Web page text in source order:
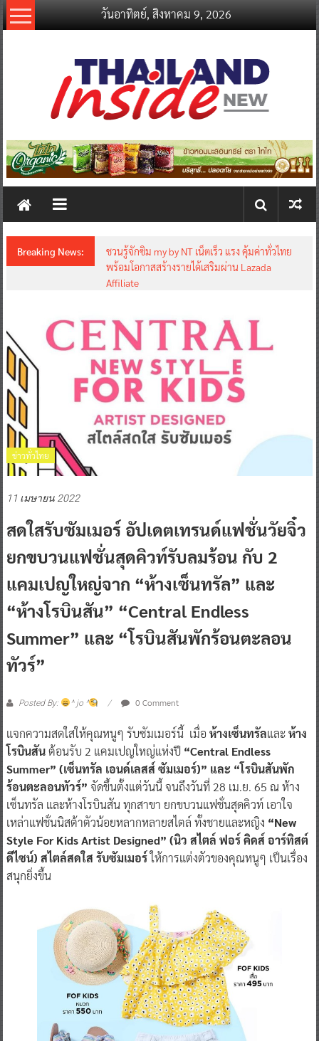
Skip
to
วันอาทิตย์, สิงหาคม 9, 2026
thailandinsidenew.com
Thailand
New
Breaking News:
ชวนรู้จักซิม my by NT เน็ตเร็ว แรง คุ้มค่าทั่วไทย
พร้อมโอกาสสร้างรายได้เสริมผ่าน Lazada
Affiliate
ข่าวทั่วไทย
11 เมษายน 2022
สดใสรับซัมเมอร์ อัปเดตเทรนด์แฟชั่นวัยจิ๋ว
ยกขบวนแฟชั่นสุดคิวท์รับลมร้อน กับ 2
แคมเปญใหญ่จาก “ห้างเซ็นทรัล” และ
“ห้างโรบินสัน” “Central Endless
Summer” และ “โรบินสันพักร้อนตะลอน
ทัวร์”
Posted By: ^ jo ^ 0 Comment
แจกความสดใสให้คุณหนูๆ รับซัมเมอร์นี้ เมื่อ ห้างเซ็นทรัลและห้าง
โรบินสันต้อนรับ 2 แคมเปญใหญ่แห่งปี “Central Endless
Summer” (เซ็นทรัล เอนด์เลสส์ ซัมเมอร์)” และ “โรบินสันพัก
ร้อนตะลอนทัวร์” จัดขึ้นตั้งแต่วันนี้ จนถึงวันที่ 28 เม.ย. 65 ณ ห้าง
เซ็นทรัล และห้างโรบินสัน ทุกสาขา ยกขบวนแฟชั่นสุดคิวท์ เอาใจ
เหล่าแฟชั่นนิสต้าตัวน้อยหลากหลายสไตล์ ทั้งชายและหญิง “New
Style For Kids Artist Designed” (นิว สไตล์ ฟอร์ คิดส์ อาร์ทิสต์
ดีไซน์) สไตล์สดใส รับซัมเมอร์ให้การแต่งตัวของคุณหนูๆ เป็นเรื่อง
สนุกยิ่งขึ้น